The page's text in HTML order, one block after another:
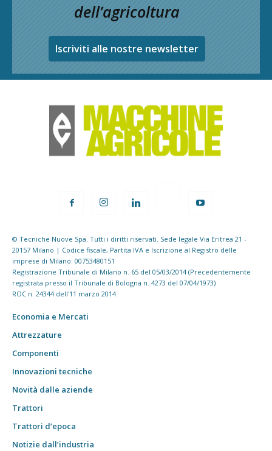
dell’agricoltura
Iscriviti alle nostre newsletter
© Tecniche Nuove Spa. Tutti i diritti riservati. Sede legale Via Eritrea 21 -
20157 Milano | Codice fiscale, Partita IVA e Iscrizione al Registro delle
imprese di Milano: 00753480151
Registrazione Tribunale di Milano n. 65 del 05/03/2014 (Precedentemente
registrata presso il Tribunale di Bologna n. 4273 del 07/04/1973)
ROC n. 24344 dell'11 marzo 2014
Economia e Mercati
Attrezzature
Componenti
Innovazioni tecniche
Novità dalle aziende
Trattori
Trattori d’epoca
Notizie dall’industria